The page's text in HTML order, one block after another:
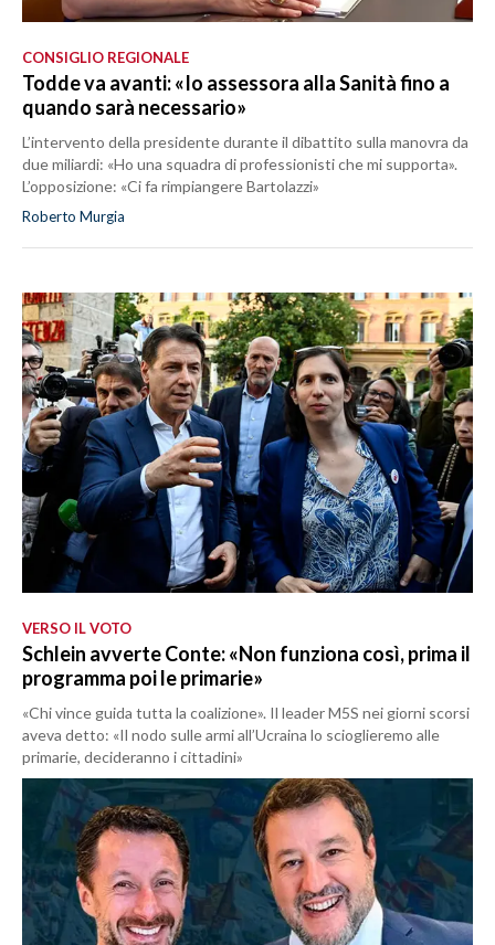
CONSIGLIO REGIONALE
Todde va avanti: «Io assessora alla Sanità fino a
quando sarà necessario»
L’intervento della presidente durante il dibattito sulla manovra da
due miliardi: «Ho una squadra di professionisti che mi supporta».
L’opposizione: «Ci fa rimpiangere Bartolazzi»
Roberto Murgia
VERSO IL VOTO
Schlein avverte Conte: «Non funziona così, prima il
programma poi le primarie»
«Chi vince guida tutta la coalizione». Il leader M5S nei giorni scorsi
aveva detto: «Il nodo sulle armi all’Ucraina lo scioglieremo alle
primarie, decideranno i cittadini»